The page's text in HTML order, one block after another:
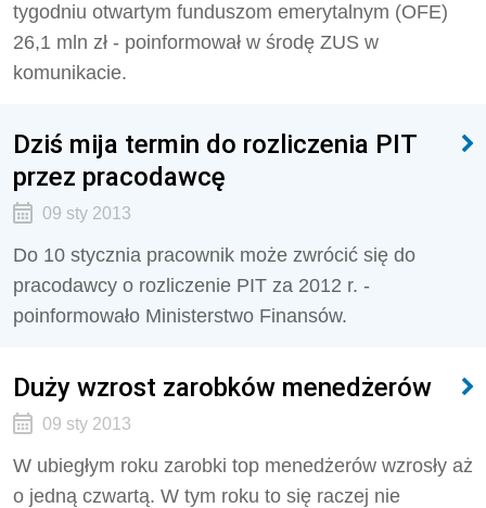
tygodniu otwartym funduszom emerytalnym (OFE)
26,1 mln zł - poinformował w środę ZUS w
komunikacie.
Dziś mija termin do rozliczenia PIT
przez pracodawcę
09 sty 2013
Do 10 stycznia pracownik może zwrócić się do
pracodawcy o rozliczenie PIT za 2012 r. -
poinformowało Ministerstwo Finansów.
Duży wzrost zarobków menedżerów
09 sty 2013
W ubiegłym roku zarobki top menedżerów wzrosły aż
o jedną czwartą. W tym roku to się raczej nie